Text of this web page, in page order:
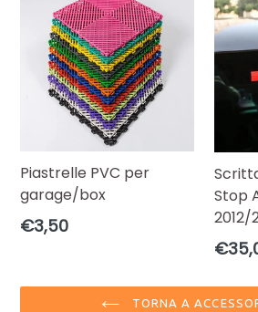
Piastrelle PVC per
garage/box
Prezzo
€3,50
Stop
2012/
Prezzo
listino
TORNA A